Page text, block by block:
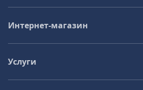
Интернет-магазин
Услуги